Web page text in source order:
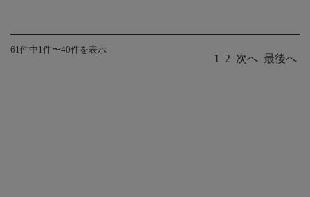
61件中1件〜40件を表示
1 2 次へ 最後へ